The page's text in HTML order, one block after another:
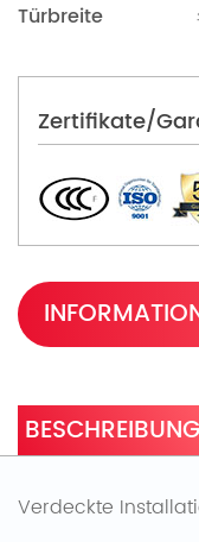
Türbreite
Zertifikate/
BESCHREIBUNG
Verdeckte